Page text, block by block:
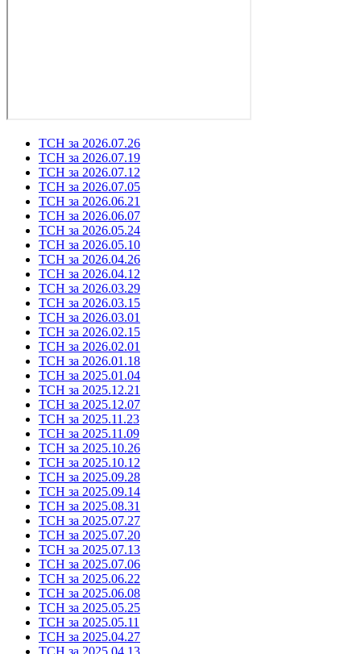
ТСН за 2026.07.26
ТСН за 2026.07.19
ТСН за 2026.07.12
ТСН за 2026.07.05
ТСН за 2026.06.21
ТСН за 2026.06.07
ТСН за 2026.05.24
ТСН за 2026.05.10
ТСН за 2026.04.26
ТСН за 2026.04.12
ТСН за 2026.03.29
ТСН за 2026.03.15
ТСН за 2026.03.01
ТСН за 2026.02.15
ТСН за 2026.02.01
ТСН за 2026.01.18
ТСН за 2025.01.04
ТСН за 2025.12.21
ТСН за 2025.12.07
ТСН за 2025.11.23
ТСН за 2025.11.09
ТСН за 2025.10.26
ТСН за 2025.10.12
ТСН за 2025.09.28
ТСН за 2025.09.14
ТСН за 2025.08.31
ТСН за 2025.07.27
ТСН за 2025.07.20
ТСН за 2025.07.13
ТСН за 2025.07.06
ТСН за 2025.06.22
ТСН за 2025.06.08
ТСН за 2025.05.25
ТСН за 2025.05.11
ТСН за 2025.04.27
ТСН за 2025.04.13